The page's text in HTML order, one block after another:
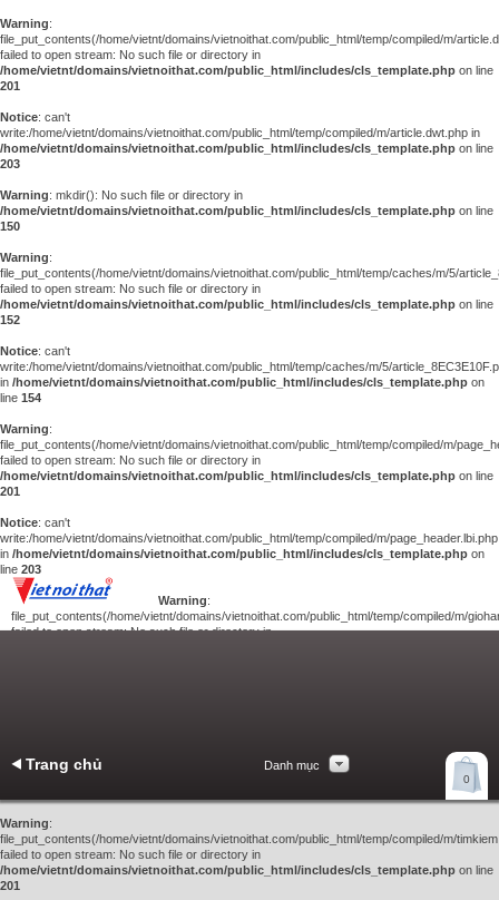
Warning:
file_put_contents(/home/vietnt/domains/vietnoithat.com/public_html/temp/compiled/m/
failed to open stream: No such file or directory in
/home/vietnt/domains/vietnoithat.com/public_html/includes/cls_template.php on line
201
Notice: can't
write:/home/vietnt/domains/vietnoithat.com/public_html/temp/compiled/m/article.dwt.php in
/home/vietnt/domains/vietnoithat.com/public_html/includes/cls_template.php on line
203
Warning: mkdir(): No such file or directory in
/home/vietnt/domains/vietnoithat.com/public_html/includes/cls_template.php on line
150
Warning:
file_put_contents(/home/vietnt/domains/vietnoithat.com/public_html/temp/caches/m/5/
failed to open stream: No such file or directory in
/home/vietnt/domains/vietnoithat.com/public_html/includes/cls_template.php on line
152
Notice: can't
write:/home/vietnt/domains/vietnoithat.com/public_html/temp/caches/m/5/
in /home/vietnt/domains/vietnoithat.com/public_html/includes/cls_template.php on
line 154
Warning:
file_put_contents(/home/vietnt/domains/vietnoithat.com/public_html/temp/compiled/m/
failed to open stream: No such file or directory in
/home/vietnt/domains/vietnoithat.com/public_html/includes/cls_template.php on line
201
Notice: can't
write:/home/vietnt/domains/vietnoithat.com/public_html/temp/compiled/m/page_header.lbi.php
in /home/vietnt/domains/vietnoithat.com/public_html/includes/cls_template.php on
line 203
Warning:
file_put_contents(/home/vietnt/domains/vietnoithat.com/public_html/temp/compiled/m/
failed to open stream: No such file or directory in
0
Trang chủ Danh mục
Warning:
file_put_contents(/home/vietnt/domains/vietnoithat.com/public_html/temp/compiled/m/
failed to open stream: No such file or directory in
/home/vietnt/domains/vietnoithat.com/public_html/includes/cls_template.php on line
201